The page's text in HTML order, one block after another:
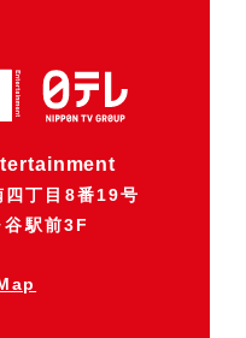
四丁目8番19号
駅前3F